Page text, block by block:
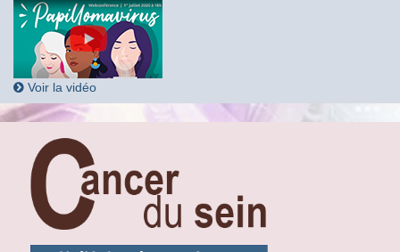
Voir la vidéo